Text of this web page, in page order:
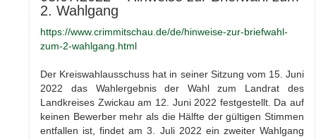
2. Wahlgang
https://www.crimmitschau.de/de/hinweise-zur-briefwahl-
zum-2-wahlgang.html
Der Kreiswahlausschuss hat in seiner Sitzung vom 15. Juni
2022 das Wahlergebnis der Wahl zum Landrat des
Landkreises Zwickau am 12. Juni 2022 festgestellt. Da auf
keinen Bewerber mehr als die Hälfte der gültigen Stimmen
entfallen ist, findet am 3. Juli 2022 ein zweiter Wahlgang